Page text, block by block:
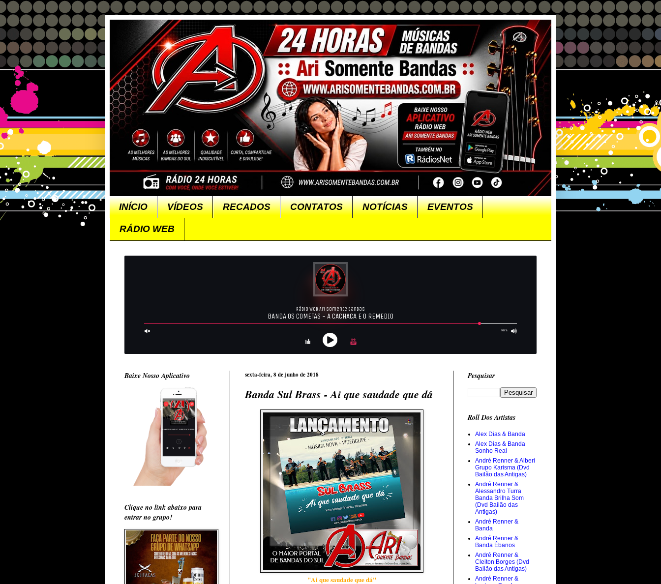
INÍCIO VÍDEOS RECADOS CONTATOS NOTÍCIAS EVENTOS
RÁDIO WEB
sexta-feira, 8 de junho de 2018
Banda Sul Brass - Ai que saudade que dá
"Ai que saudade que dá"
Baixe Nosso Aplicativo
Clique no link abaixo para
entrar no grupo!
Pesquisar
Roll Dos Artistas
Alex Dias & Banda
Alex Dias & Banda
Sonho Real
André Renner & Alberi
Grupo Karisma (Dvd
Bailão das Antigas)
André Renner &
Alessandro Turra
Banda Brilha Som
(Dvd Bailão das
Antigas)
André Renner &
Banda
André Renner &
Banda Ébanos
André Renner &
Cleiton Borges (Dvd
Bailão das Antigas)
André Renner &